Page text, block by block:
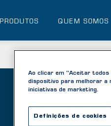
PRODUTOS QUEM SOMOS
Qual tipo
Ao clicar em "Aceitar todos
dispositivo para melhorar a
iniciativas de marketing.
Definições de cookies